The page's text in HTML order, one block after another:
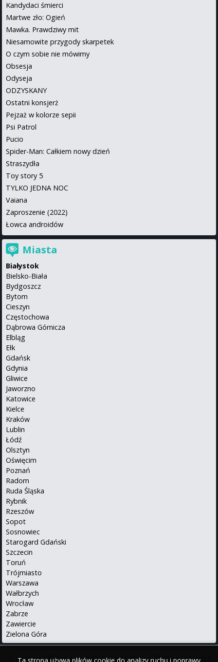
Kandydaci śmierci
Martwe zło: Ogień
Mawka. Prawdziwy mit
Niesamowite przygody skarpetek
O czym sobie nie mówimy
Obsesja
Odyseja
ODZYSKANY
Ostatni konsjerż
Pejzaż w kolorze sepii
Psi Patrol
Pucio
Spider-Man: Całkiem nowy dzień
Straszydła
Toy story 5
TYLKO JEDNA NOC
Vaiana
Zaproszenie (2022)
Łowca androidów
Miasta
Białystok
Bielsko-Biała
Bydgoszcz
Bytom
Cieszyn
Częstochowa
Dąbrowa Górnicza
Elbląg
Ełk
Gdańsk
Gdynia
Gliwice
Jaworzno
Katowice
Kielce
Kraków
Lublin
Łódź
Olsztyn
Oświęcim
Poznań
Radom
Ruda Śląska
Rybnik
Rzeszów
Sopot
Sosnowiec
Starogard Gdański
Szczecin
Toruń
Trójmiasto
Warszawa
Wałbrzych
Wrocław
Zabrze
Zawiercie
Zielona Góra
O serwisie•Polityka prywatności•Kontakt•iPhone•Android